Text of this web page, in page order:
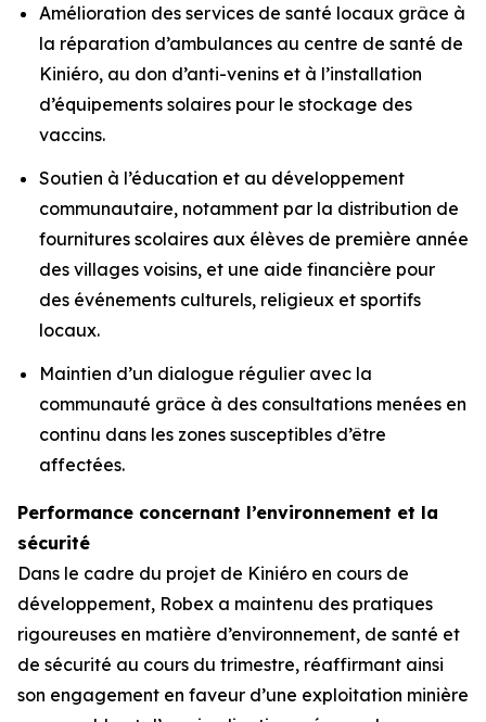
Amélioration des services de santé locaux grâce à
la réparation d’ambulances au centre de santé de
Kiniéro, au don d’anti-venins et à l’installation
d’équipements solaires pour le stockage des
vaccins.
Soutien à l’éducation et au développement
communautaire, notamment par la distribution de
fournitures scolaires aux élèves de première année
des villages voisins, et une aide financière pour
des événements culturels, religieux et sportifs
locaux.
Maintien d’un dialogue régulier avec la
communauté grâce à des consultations menées en
continu dans les zones susceptibles d’être
affectées.
Performance concernant l’environnement et la
sécurité
Dans le cadre du projet de Kiniéro en cours de
développement, Robex a maintenu des pratiques
rigoureuses en matière d’environnement, de santé et
de sécurité au cours du trimestre, réaffirmant ainsi
son engagement en faveur d’une exploitation minière